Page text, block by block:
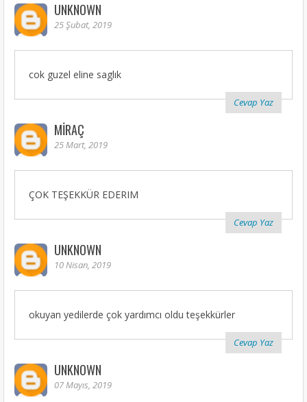
UNKNOWN
25 Şubat, 2019
cok guzel eline saglık
Cevap Yaz
MIRAÇ
25 Mart, 2019
ÇOK TEŞEKKÜR EDERIM
Cevap Yaz
UNKNOWN
10 Nisan, 2019
okuyan yedilerde çok yardımcı oldu teşekkürler
Cevap Yaz
UNKNOWN
07 Mayıs, 2019